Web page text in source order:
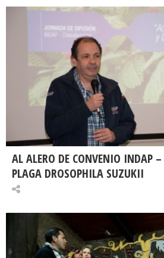
AL ALERO DE CONVENIO INDAP –
PLAGA DROSOPHILA SUZUKII